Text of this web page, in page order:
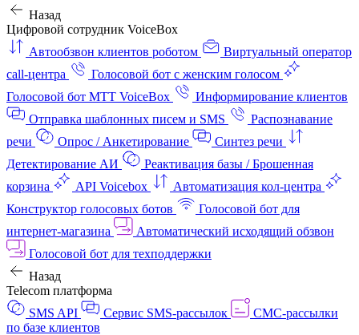
Назад
Цифровой сотрудник VoiceBox
Автообзвон клиентов роботом
Виртуальный оператор
call-центра
Голосовой бот с женским голосом
Голосовой бот МТТ VoiceBox
Информирование клиентов
Отправка шаблонных писем и SMS
Распознавание
речи
Опрос / Анкетирование
Синтез речи
Детектирование АИ
Реактивация базы / Брошенная
корзина
API Voicebox
Автоматизация кол‑центра
Конструктор голосовых ботов
Голосовой бот для
интернет‑магазина
Автоматический исходящий обзвон
Голосовой бот для техподдержки
Назад
Telecom платформа
SMS API
Сервис SMS-рассылок
СМС-рассылки
по базе клиентов